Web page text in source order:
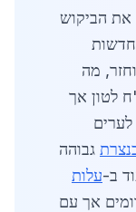
את הביקוש
חדשות
מה
המחיר ב-300-500 ש"ח לטון אך
גבוהה
עלות
אך עם